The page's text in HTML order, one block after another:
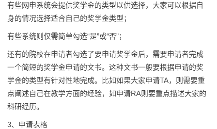
有些网申系统会提供奖学金的类型以供选择，大家可以根据自
身的情况选择适合自己的奖学金类型；
有些系统则仅需简单勾选“是”或“否”；
还有的院校在申请者勾选了要申请奖学金后，需要申请者完成
一个简短的奖学金申请的文书。这种文书一般要根据申请的奖
学金的类型有针对性地完成。比如如果大家申请TA，则需要重
点阐述自己在教学方面的经验，如申请RA则要重点描述大家的
科研经历。
3、申请表格